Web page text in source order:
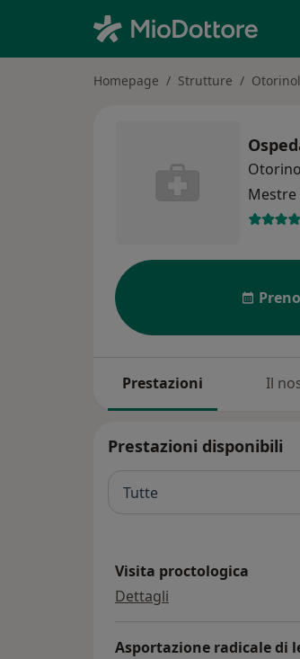
Homepage Strutture
Mestre
Prestazioni Il
Prestazioni disponibili
Tutte
Visita proctologica
Dettagli
Asportazione radicale di